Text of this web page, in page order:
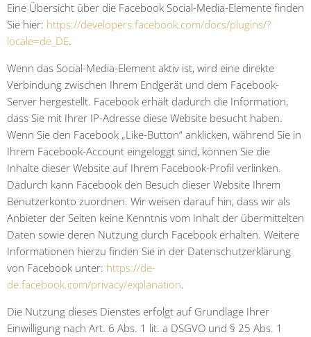
Eine Übersicht über die Facebook Social-Media-Elemente finden
Sie hier: https://developers.facebook.com/docs/plugins/?
locale=de_DE.
Wenn das Social-Media-Element aktiv ist, wird eine direkte
Verbindung zwischen Ihrem Endgerät und dem Facebook-
Server hergestellt. Facebook erhält dadurch die Information,
dass Sie mit Ihrer IP-Adresse diese Website besucht haben.
Wenn Sie den Facebook „Like-Button“ anklicken, während Sie in
Ihrem Facebook-Account eingeloggt sind, können Sie die
Inhalte dieser Website auf Ihrem Facebook-Profil verlinken.
Dadurch kann Facebook den Besuch dieser Website Ihrem
Benutzerkonto zuordnen. Wir weisen darauf hin, dass wir als
Anbieter der Seiten keine Kenntnis vom Inhalt der übermittelten
Daten sowie deren Nutzung durch Facebook erhalten. Weitere
Informationen hierzu finden Sie in der Datenschutzerklärung
von Facebook unter: https://de-
de.facebook.com/privacy/explanation.
Die Nutzung dieses Dienstes erfolgt auf Grundlage Ihrer
Einwilligung nach Art. 6 Abs. 1 lit. a DSGVO und § 25 Abs. 1